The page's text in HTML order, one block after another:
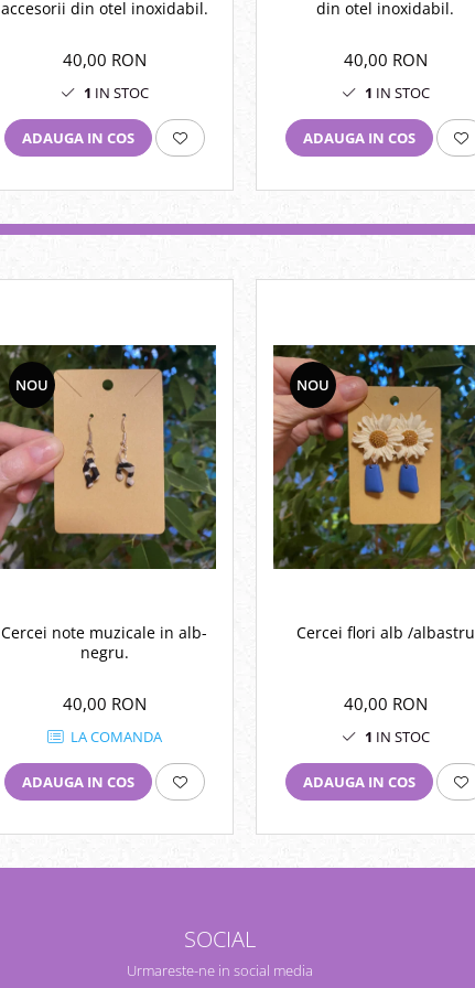
accesorii din otel inoxidabil.
40,00 RON
1 IN STOC
ADAUGA IN COS
din otel inoxidabil.
40,00 RON
1 IN STOC
ADAUGA IN COS
NOU
Cercei note muzicale in alb-
negru.
40,00 RON
LA COMANDA
ADAUGA IN COS
NOU
Cercei flori alb /albastru
40,00 RON
1 IN STOC
ADAUGA IN COS
SOCIAL
Urmareste-ne in social media